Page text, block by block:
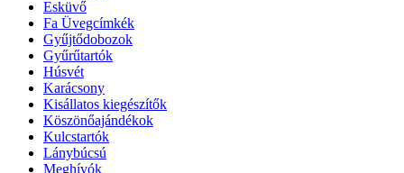
Esküvő
Fa Üvegcímkék
Gyűjtődobozok
Gyűrűtartók
Húsvét
Karácsony
Kisállatos kiegészítők
Köszönőajándékok
Kulcstartók
Lánybúcsú
Meghívók